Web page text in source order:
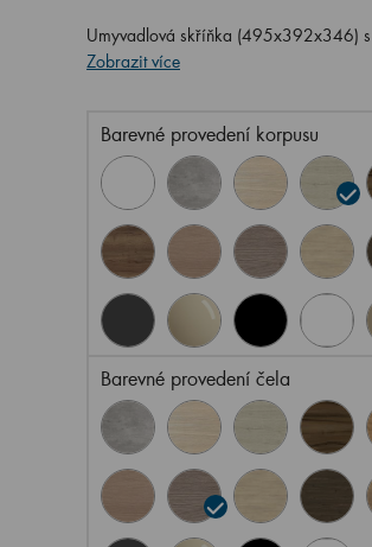
Umyvadlová skříňka (495x392x346)
Zobrazit více
Barevné provedení korpusu
Barevné provedení čela